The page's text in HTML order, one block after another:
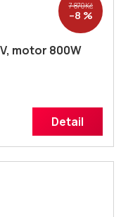
7 870 Kč
–8 %
motor 800W
Detail